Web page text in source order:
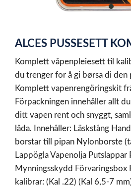
item
of
ALCES PUSSESETT
Komplett våpenpleiesett til
du trenger for å gi børsa di
Komplett vapenrengöringskit
Förpackningen innehåller allt
ditt vapen rent och snyggt,
låda. Innehåller: Läskstång
borstar till pipan Nylonborste
Lappögla Vapenolja Putslappar
Mynningsskydd Förvaringsbox
kalibrar: (Kal .22) (Kal 6,5-7